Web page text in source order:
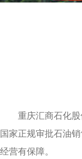
重庆汇商石化
国家正规审批石油
经营有保障。